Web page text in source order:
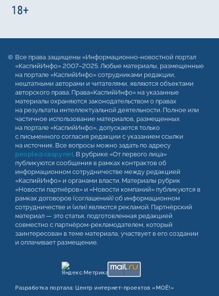
Все права защищены «Информационно-новостной портал
«КаспийИнфо» 2007–2025. Любые материалы, размещенные
на портале «КаспийИнфо» сотрудниками редакции,
нештатными авторами и читателями, являются объектами
авторского права. Права«КаспийИнфо» на указанные
материалы охраняются законодательством о правах
на результаты интеллектуальной деятельности. Полное или
частичное использование материалов, размещенных
на портале «КаспийИнфо», допускается только
с письменного согласия редакции с указанием ссылки
на источник. Все вопросы можно задать по адресу
people@caspy.net. В рубрике «От первого лица»
публикуются сообщения в рамках контрактов об
информационном сотрудничестве между редакцией
«КаспийИнфо» и органами власти. Материалы рубрик
«Новости партнёров» и «Новости компаний» публикуются в
рамках договоров (соглашений) об информационном
сотрудничестве и (или) являются рекламой. Партнёрский
материал — это статья, подготовленная редакцией
совместно с партнёром-рекламодателем, который
заинтересован в теме материала, участвует в его создании
и оплачивает размещение.
Разработка портала: Центр интернет‑проектов «МОЁ!»